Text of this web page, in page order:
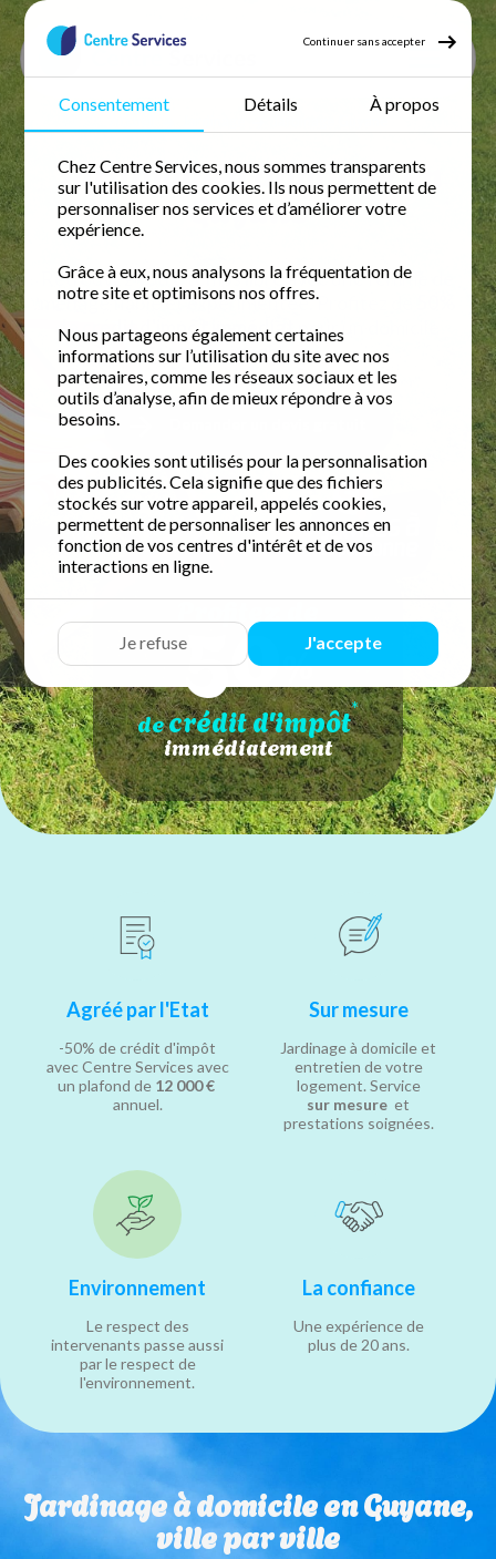
Continuer sans accepter
Consentement Détails À propos
Chez Centre Services, nous sommes transparents
sur l'utilisation des cookies. Ils nous permettent de
personnaliser nos services et d’améliorer votre
expérience.
Grâce à eux, nous analysons la fréquentation de
notre site et optimisons nos offres.
Nous partageons également certaines
informations sur l’utilisation du site avec nos
partenaires, comme les réseaux sociaux et les
outils d’analyse, afin de mieux répondre à vos
besoins.
Des cookies sont utilisés pour la personnalisation
des publicités. Cela signifie que des fichiers
stockés sur votre appareil, appelés cookies,
permettent de personnaliser les annonces en
fonction de vos centres d'intérêt et de vos
interactions en ligne.
Je refuse J'accepte
Jardinage à domicile en
Guyane
Retrouvez votre temps libre avec une femme de
ménage fiable et expérimentée. Profitez de
de crédit d'impôt immédiatpour un domicile
impeccable.
Profitez de
50%
decrédit d'impôt*
immédiatement
Agréé par l'Etat
-50% de crédit d'impôt
avec Centre Services avec
un plafond de 12 000 €
annuel.
Sur mesure
Jardinage à domicile et
entretien de votre
logement. Service
sur mesure et
prestations soignées.
Environnement
Le respect des
intervenants passe aussi
par le respect de
l'environnement.
La confiance
Une expérience de
plus de 20 ans.
Jardinage à domicile en Guyane,
ville par ville